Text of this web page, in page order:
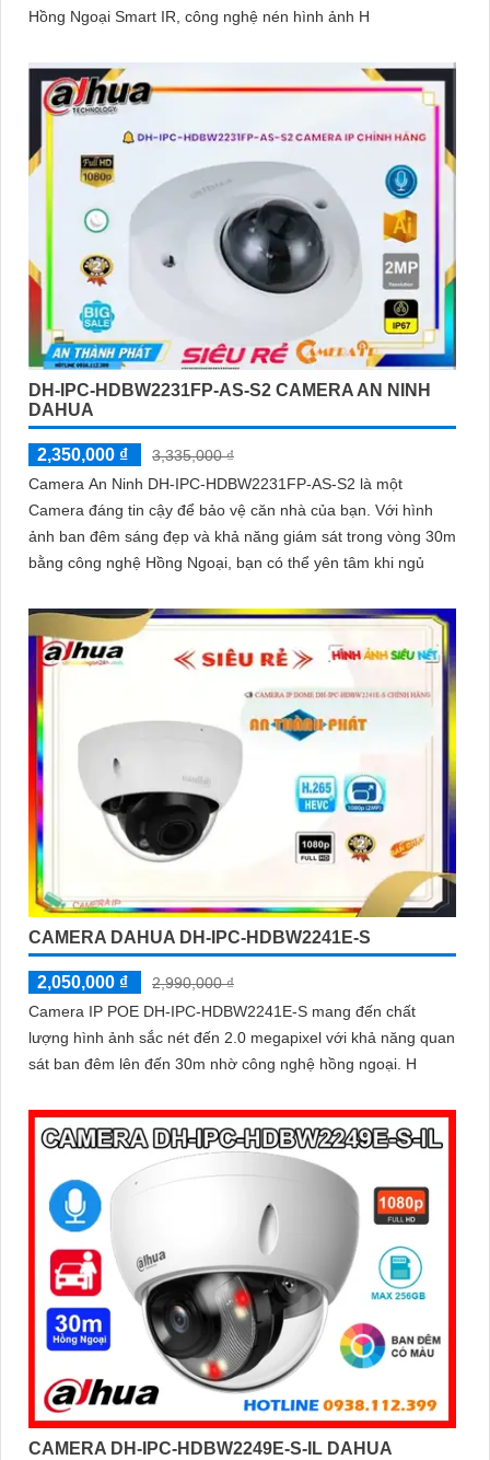
Hồng Ngoại Smart IR, công nghệ nén hình ảnh H
DH-IPC-HDBW2231FP-AS-S2 CAMERA AN NINH
DAHUA
2,350,000 ₫
3,335,000 ₫
Camera An Ninh DH-IPC-HDBW2231FP-AS-S2 là một
Camera đáng tin cậy để bảo vệ căn nhà của bạn. Với hình
ảnh ban đêm sáng đẹp và khả năng giám sát trong vòng 30m
bằng công nghệ Hồng Ngoại, bạn có thể yên tâm khi ngủ
CAMERA DAHUA DH-IPC-HDBW2241E-S
2,050,000 ₫
2,990,000 ₫
Camera IP POE DH-IPC-HDBW2241E-S mang đến chất
lượng hình ảnh sắc nét đến 2.0 megapixel với khả năng quan
sát ban đêm lên đến 30m nhờ công nghệ hồng ngoại. H
CAMERA DH-IPC-HDBW2249E-S-IL DAHUA